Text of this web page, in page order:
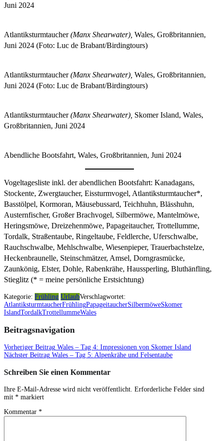
Juni 2024
Atlantiksturmtaucher(Manx Shearwater), Wales, Großbritannien,
Juni 2024 (Foto: Luc de Brabant/Birdingtours)
Atlantiksturmtaucher(Manx Shearwater), Wales, Großbritannien,
Juni 2024 (Foto: Luc de Brabant/Birdingtours)
Atlantiksturmtaucher(Manx Shearwater), Skomer Island, Wales,
Großbritannien, Juni 2024
Abendliche Bootsfahrt, Wales, Großbritannien, Juni 2024
Vogeltagesliste inkl. der abendlichen Bootsfahrt: Kanadagans,
Stockente, Zwergtaucher, Eissturmvogel, Atlantiksturmtaucher*,
Basstölpel, Kormoran, Mäusebussard, Teichhuhn, Blässhuhn,
Austernfischer, Großer Brachvogel, Silbermöwe, Mantelmöwe,
Heringsmöwe, Dreizehenmöwe, Papageitaucher, Trottellumme,
Tordalk, Straßentaube, Ringeltaube, Feldlerche, Uferschwalbe,
Rauchschwalbe, Mehlschwalbe, Wiesenpieper, Trauerbachstelze,
Heckenbraunelle, Steinschmätzer, Amsel, Dorngrasmücke,
Zaunkönig, Elster, Dohle, Rabenkrähe, Haussperling, Bluthänfling,
Stieglitz (* = meine persönliche Erstsichtung)
Kategorie: Frühling UrlaubVerschlagwortet:
AtlantiksturmtaucherFrühlingPapageitaucherSilbermöweSkomer
IslandTordalkTrottellummeWales
Beitragsnavigation
Vorheriger Beitrag Wales – Tag 4: Impressionen von Skomer Island
Nächster Beitrag Wales – Tag 5: Alpenkrähe und Felsentaube
Schreiben Sie einen Kommentar
Ihre E-Mail-Adresse wird nicht veröffentlicht. Erforderliche Felder sind
mit * markiert
Kommentar *